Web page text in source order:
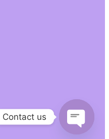
Contact us